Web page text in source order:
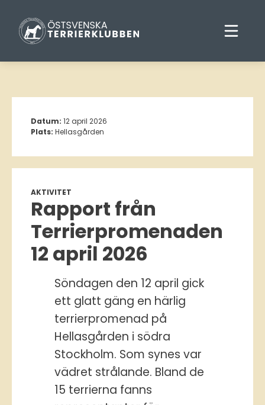
Datum: 12 april 2026
Plats: Hellasgården
AKTIVITET
Rapport från
Terrierpromenaden
12 april 2026
Söndagen den 12 april gick
ett glatt gäng en härlig
terrierpromenad på
Hellasgården i södra
Stockholm. Som synes var
vädret strålande. Bland de
15 terrierna fanns